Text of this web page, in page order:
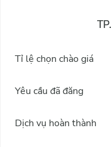
Tỉ lệ chọn chào giá
Yêu cầu đã đăng
Dịch vụ hoàn thành